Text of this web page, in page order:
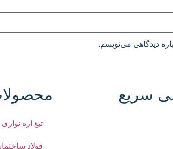
دیدگاهی می‌نویسم.
سریع
تیغ اره نواری
فولاد